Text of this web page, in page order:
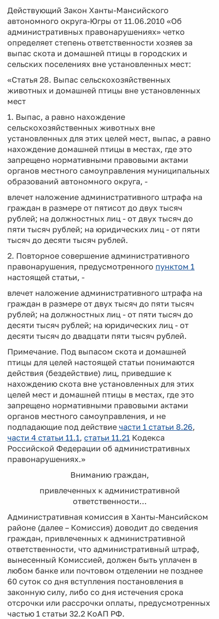
Действующий Закон Ханты-Мансийского
автономного округа-Югры от 11.06.2010 «Об
административных правонарушениях» четко
определяет степень ответственности хозяев за
выпас скота и домашней птицы в городских и
сельских поселениях вне установленных мест:
«Статья 28. Выпас сельскохозяйственных
животных и домашней птицы вне установленных
мест
1. Выпас, а равно нахождение
сельскохозяйственных животных вне
установленных для этих целей мест, выпас, а равно
нахождение домашней птицы в местах, где это
запрещено нормативными правовыми актами
органов местного самоуправления муниципальных
образований автономного округа, -
влечет наложение административного штрафа на
граждан в размере от пятисот до двух тысяч
рублей; на должностных лиц - от двух тысяч до
пяти тысяч рублей; на юридических лиц - от пяти
тысяч до десяти тысяч рублей.
2. Повторное совершение административного
правонарушения, предусмотренного пунктом 1
настоящей статьи, -
влечет наложение административного штрафа на
граждан в размере от двух тысяч до пяти тысяч
рублей; на должностных лиц - от пяти тысяч до
десяти тысяч рублей; на юридических лиц - от
десяти тысяч до двадцати пяти тысяч рублей.
Примечание. Под выпасом скота и домашней
птицы для целей настоящей статьи понимаются
действия (бездействие) лиц, приведшие к
нахождению скота вне установленных для этих
целей мест и домашней птицы в местах, где это
запрещено нормативными правовыми актами
органов местного самоуправления, и не
подпадающие под действие части 1 статьи 8.26,
части 4 статьи 11.1, статьи 11.21 Кодекса
Российской Федерации об административных
правонарушениях.»
Вниманию граждан,
привлеченных к административной
ответственности…
Административная комиссия в Ханты-Мансийском
районе (далее – Комиссия) доводит до сведения
граждан, привлеченных к административной
ответственности, что административный штраф,
вынесенный Комиссией, должен быть уплачен в
любом банке или почтовом отделении не позднее
60 суток со дня вступления постановления в
законную силу, либо со дня истечения срока
отсрочки или рассрочки оплаты, предусмотренных
частью 1 статьи 32.2 КоАП РФ.